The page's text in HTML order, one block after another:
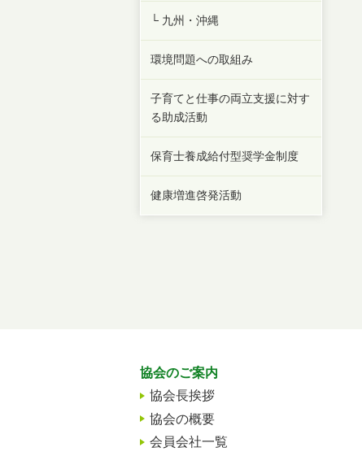
└ 九州・沖縄
環境問題への取組み
子育てと仕事の両立支援に対す
る助成活動
保育士養成給付型奨学金制度
健康増進啓発活動
協会のご案内
協会長挨拶
協会の概要
会員会社一覧